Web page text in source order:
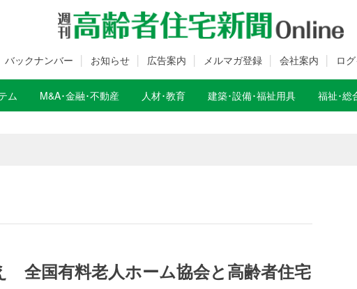
バックナンバー お知らせ 広告案内 メルマガ登録 会社案内 ロ
ム M&A･金融･不動産 人材･教育 建築･設備･福祉用具 福祉･総
覧本数変更のお知らせ
全国有料老人ホーム協会と高齢者住宅